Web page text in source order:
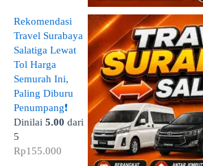
Rekomendasi
Travel Surabaya
Salatiga Lewat
Tol Harga
Semurah Ini,
Paling Diburu
Penumpang❗
Dinilai 5.00 dari
5
Rp155.000